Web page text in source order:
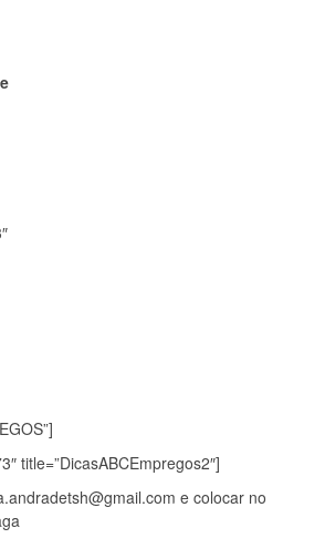
title=”DicasABCEmpregos2″]
e colocar no